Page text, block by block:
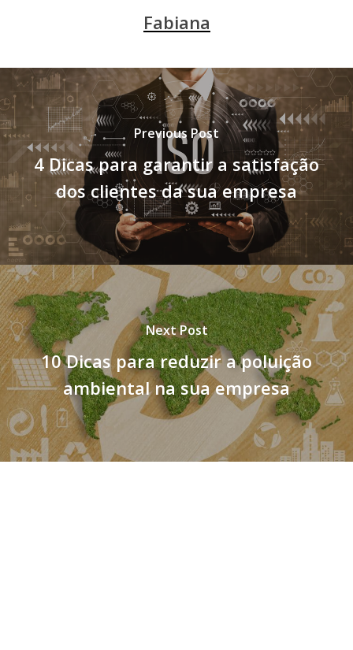
Fabiana
Previous Post
4 Dicas para garantir a satisfação
dos clientes da sua empresa
Next Post
10 Dicas para reduzir a poluição
ambiental na sua empresa